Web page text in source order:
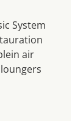
System
air